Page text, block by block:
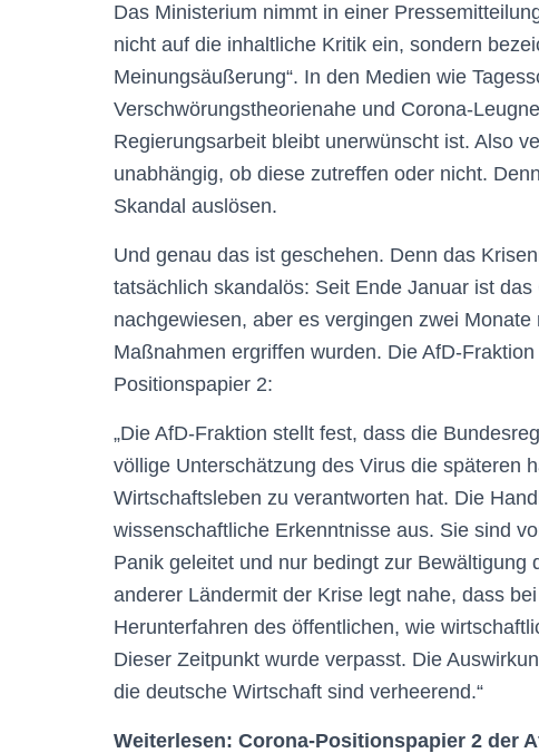
Das Ministerium nimmt in einer
nicht auf die inhaltliche Kritik ein, sondern
Meinungsäußerung“. In den Medien wie
Verschwörungstheorienahe und Corona-
Regierungsarbeit bleibt unerwünscht ist. Also
unabhängig, ob diese zutreffen oder nicht.
Skandal auslösen.
Und genau das ist geschehen. Denn das
tatsächlich skandalös: Seit Ende Januar ist
nachgewiesen, aber es vergingen zwei
Maßnahmen ergriffen wurden. Die AfD-
Positionspapier 2:
„Die AfD-Fraktion stellt fest, dass die
völlige Unterschätzung des Virus die späteren
Wirtschaftsleben zu verantworten hat. Die
wissenschaftliche Erkenntnisse aus. Sie sind
Panik geleitet und nur bedingt zur
anderer Ländermit der Krise legt nahe, dass
Herunterfahren des öffentlichen, wie
Dieser Zeitpunkt wurde verpasst. Die
die deutsche Wirtschaft sind verheerend.“
Weiterlesen: Corona-Positionspapier 2 der